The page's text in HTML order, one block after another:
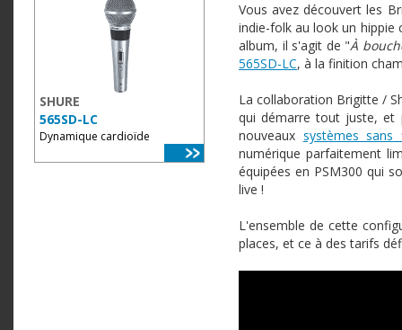
SHURE
565SD-LC
Dynamique cardioïde
Vous avez découvert les
indie-folk au look un hippie
album, il s'agit de "À
565SD-LC, à la finition
La collaboration Brigitte /
qui démarre tout juste, et
nouveaux systèmes sans
numérique parfaitement
équipées en PSM300 qui
live !
L'ensemble de cette
places, et ce à des tarifs